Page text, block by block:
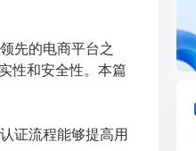
先的电商平台之
性和安全性。本篇
证流程能够提高用